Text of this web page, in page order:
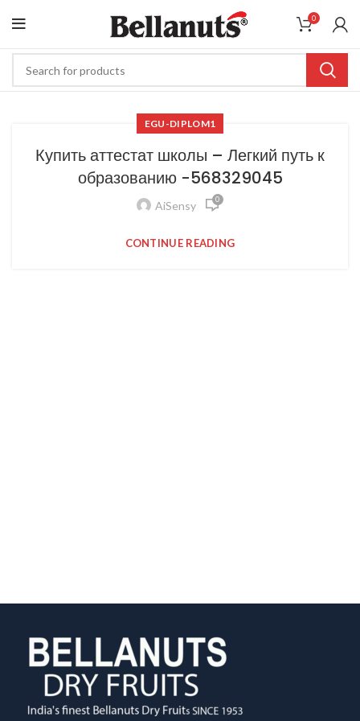
0
EGU-DIPLOM1
Купить аттестат школы – Легкий путь к
образованию -568329045
AiSensy 0
CONTINUE READING